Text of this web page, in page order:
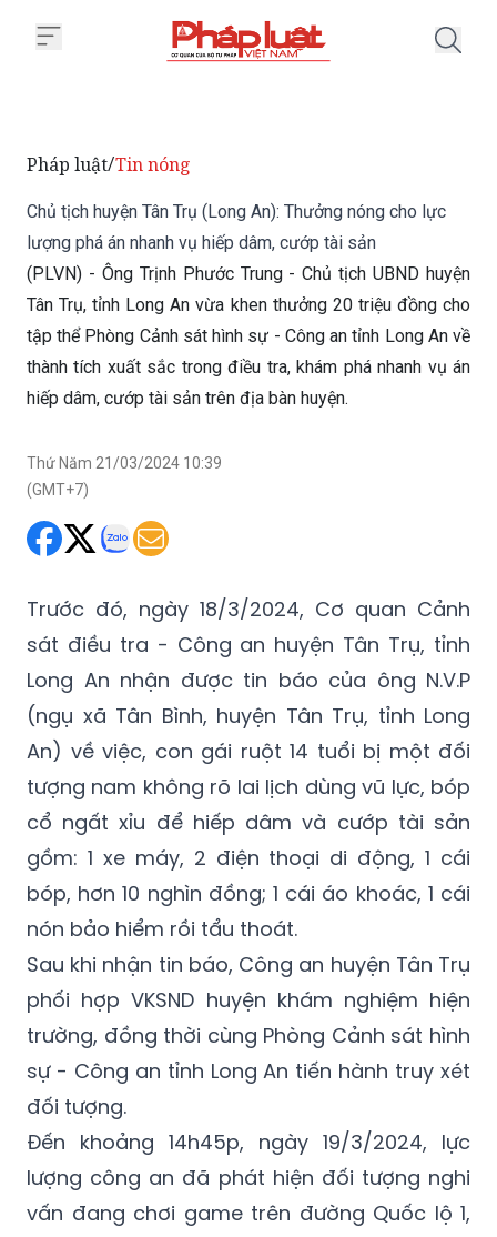
Pháp luật /Tin nóng
Chủ tịch huyện Tân Trụ (Long An): Thưởng nóng cho lực
lượng phá án nhanh vụ hiếp dâm, cướp tài sản
(PLVN) - Ông Trịnh Phước Trung - Chủ tịch UBND huyện
Tân Trụ, tỉnh Long An vừa khen thưởng 20 triệu đồng cho
tập thể Phòng Cảnh sát hình sự - Công an tỉnh Long An về
hiếp dâm, cướp tài sản trên địa bàn huyện.
Thứ Năm 21/03/2024 10:39
Trước đó, ngày 18/3/2024, Cơ quan Cảnh
sát điều tra - Công an huyện Tân Trụ, tỉnh
Long An nhận được tin báo của ông N.V.P
(ngụ xã Tân Bình, huyện Tân Trụ, tỉnh Long
An) về việc, con gái ruột 14 tuổi bị một đối
tượng nam không rõ lai lịch dùng vũ lực, bóp
cổ ngất xỉu để hiếp dâm và cướp tài sản
gồm: 1 xe máy, 2 điện thoại di động, 1 cái
bóp, hơn 10 nghìn đồng; 1 cái áo khoác, 1 cái
nón bảo hiểm rồi tẩu thoát.
Sau khi nhận tin báo, Công an huyện Tân Trụ
phối hợp VKSND huyện khám nghiệm hiện
trường, đồng thời cùng Phòng Cảnh sát hình
sự - Công an tỉnh Long An tiến hành truy xét
đối tượng.
Đến khoảng 14h45p, ngày 19/3/2024, lực